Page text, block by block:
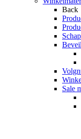
Back
Sale